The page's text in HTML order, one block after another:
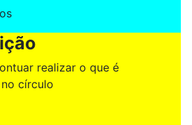
realizar o que é
círculo